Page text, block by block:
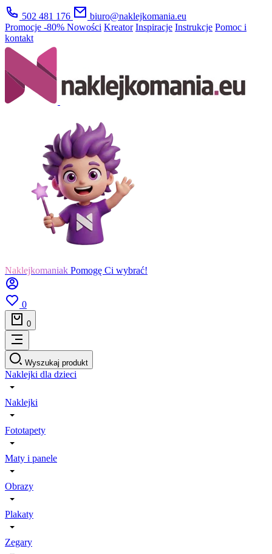
502 481 176
biuro@naklejkomania.eu
Promocje -80% Nowości Kreator Inspiracje Instrukcje Pomoc i
kontakt
Naklejkomaniak Pomogę Ci wybrać!
0
0
Wyszukaj produkt
Naklejki dla dzieci
Naklejki
Fototapety
Maty i panele
Obrazy
Plakaty
Zegary